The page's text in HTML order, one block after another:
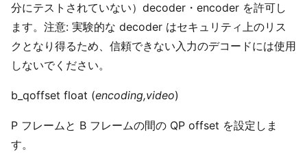
分にテストされていない）decoder・encoder を許可し
ます。注意: 実験的な decoder はセキュリティ上のリス
クとなり得るため、信頼できない入力のデコードには使用
しないでください。
b_qoffset float (encoding,video)
P フレームと B フレームの間の QP offset を設定しま
す。